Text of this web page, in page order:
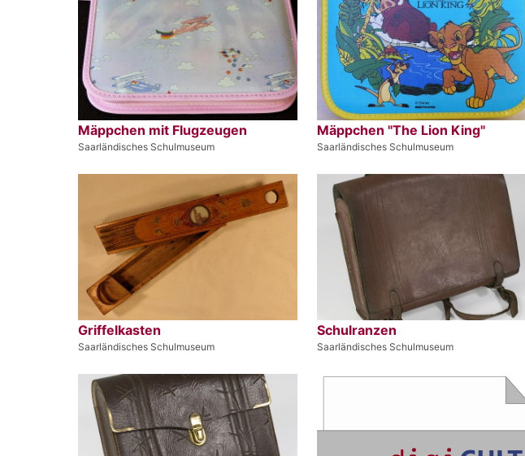
Mäppchen mit Flugzeugen
Saarländisches Schulmuseum
Mäppchen "The Lion King"
Saarländisches Schulmuseum
Griffelkasten
Saarländisches Schulmuseum
Schulranzen
Saarländisches Schulmuseum